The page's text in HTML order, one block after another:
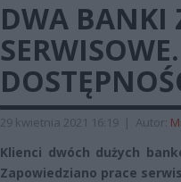
DWA BANKI
29 kwietnia 2021 16:19 | Autor:
Klienci dwóch dużych
Zapowiedziano prace